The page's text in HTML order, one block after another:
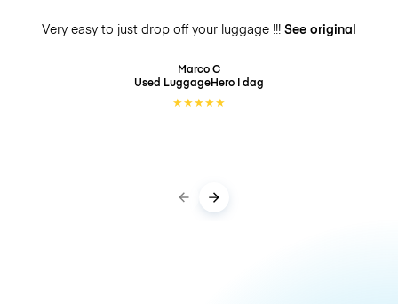
Very easy to just drop off your luggage !!! See original
Marco C
Used LuggageHero I dag
★★★★★